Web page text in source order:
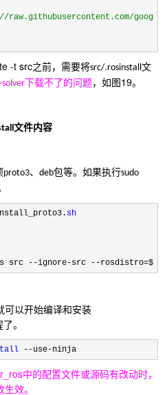
//raw.githubusercontent.com/
-t src之前，需要将src/.rosinstall文
solver 下载不了的问题，如图 19。
文件内容
proto3、deb包等。如果执行sudo
sh
src --ignore-src --
可以开始编译和安装
。
--use-ninja
中的配置文件或源码有改动时，
效。